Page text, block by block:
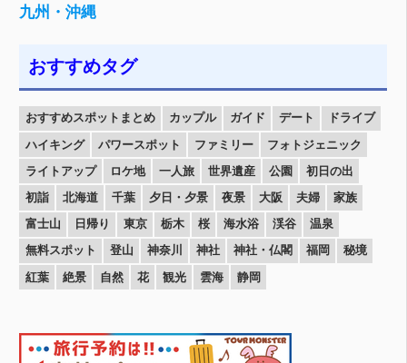
九州・沖縄
おすすめタグ
おすすめスポットまとめ カップル ガイド デート
ドライブ
ハイキング
パワースポット ファミリー
フォトジェニック
ライトアップ
ロケ地 一人旅 世界遺産 公園
初日の出
初詣
北海道 千葉 夕日・夕景 夜景 大阪 夫婦
家族
富士山
日帰り 東京 栃木 桜 海水浴 渓谷
温泉
無料スポット
登山 神奈川 神社 神社・仏閣 福岡
秘境
紅葉
絶景 自然 花 観光 雲海 静岡